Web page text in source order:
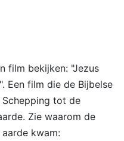
film bekijken: "Jezus
Een film die de Bijbelse
tot de
Zie waarom de
kwam: